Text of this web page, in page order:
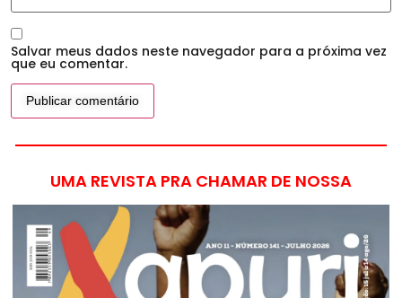
Salvar meus dados neste navegador para a próxima vez
que eu comentar.
UMA REVISTA PRA CHAMAR DE NOSSA